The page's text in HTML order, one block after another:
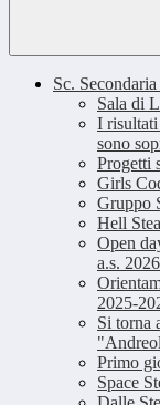
Sc.
Sala di
I
sono
Progetti
Girls
Gruppo
Hell
Open
a.s.
2025-
Si torna
Primo
Space